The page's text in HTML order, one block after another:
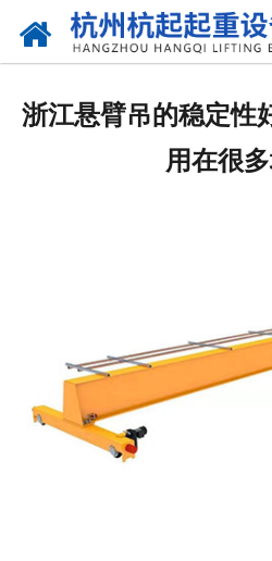
浙江悬臂吊的稳定性
用在很